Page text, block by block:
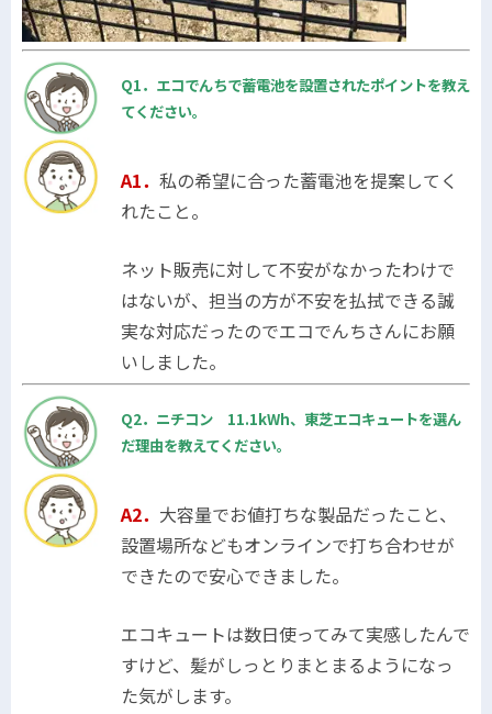
Q1．エコでんちで蓄電池を設置されたポイントを教え
てください。
A1． 私の希望に合った蓄電池を提案してく
れたこと。
ネット販売に対して不安がなかったわけで
はないが、担当の方が不安を払拭できる誠
実な対応だったのでエコでんちさんにお願
いしました。
Q2．ニチコン 11.1kWh、東芝エコキュートを選ん
だ理由を教えてください。
A2． 大容量でお値打ちな製品だったこと、
設置場所などもオンラインで打ち合わせが
できたので安心できました。
エコキュートは数日使ってみて実感したんで
すけど、髪がしっとりまとまるようになっ
た気がします。